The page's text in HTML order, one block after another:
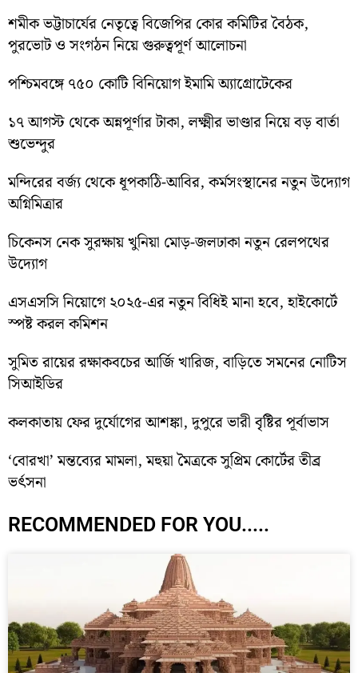
শমীক ভট্টাচার্যের নেতৃত্বে বিজেপির কোর কমিটির বৈঠক,
পুরভোট ও সংগঠন নিয়ে গুরুত্বপূর্ণ আলোচনা
পশ্চিমবঙ্গে ৭৫০ কোটি বিনিয়োগ ইমামি অ্যাগ্রোটেকের
১৭ আগস্ট থেকে অন্নপূর্ণার টাকা, লক্ষ্মীর ভাণ্ডার নিয়ে বড় বার্তা
শুভেন্দুর
মন্দিরের বর্জ্য থেকে ধূপকাঠি-আবির, কর্মসংস্থানের নতুন উদ্যোগ
অগ্নিমিত্রার
চিকেনস নেক সুরক্ষায় খুনিয়া মোড়-জলঢাকা নতুন রেলপথের
উদ্যোগ
এসএসসি নিয়োগে ২০২৫-এর নতুন বিধিই মানা হবে, হাইকোর্টে
স্পষ্ট করল কমিশন
সুমিত রায়ের রক্ষাকবচের আর্জি খারিজ, বাড়িতে সমনের নোটিস
সিআইডির
কলকাতায় ফের দুর্যোগের আশঙ্কা, দুপুরে ভারী বৃষ্টির পূর্বাভাস
‘বোরখা’ মন্তব্যের মামলা, মহুয়া মৈত্রকে সুপ্রিম কোর্টের তীব্র
ভর্ৎসনা
RECOMMENDED FOR YOU.....